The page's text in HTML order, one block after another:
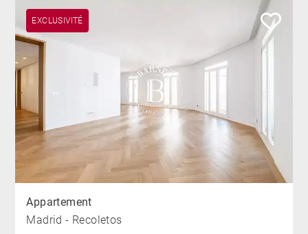
EXCLUSIVITÉ
Appartement
Madrid - Recoletos